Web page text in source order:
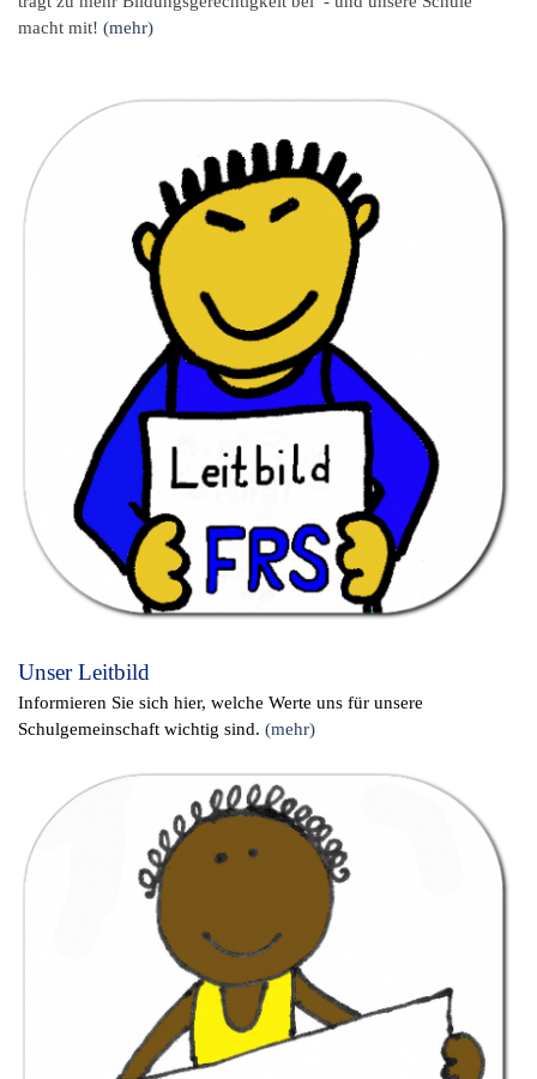
macht mit! (mehr)
Unser Leitbild
Informieren Sie sich hier, welche Werte uns für unsere
Schulgemeinschaft wichtig sind. (mehr)